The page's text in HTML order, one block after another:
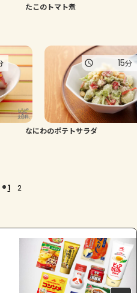
たこのトマト煮
なにわのポテトサラダ
15分
1 2